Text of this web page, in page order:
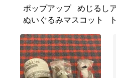
ポップアップ めじるし
ぬいぐるみマスコット